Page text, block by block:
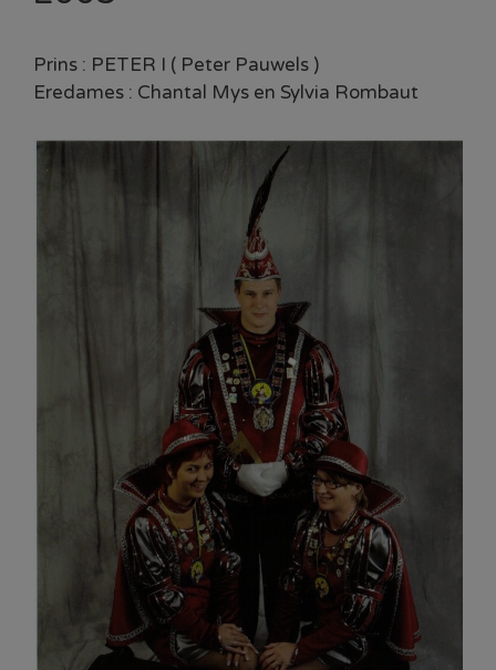
Prins : PETER I ( Peter Pauwels )
Eredames : Chantal Mys en Sylvia Rombaut